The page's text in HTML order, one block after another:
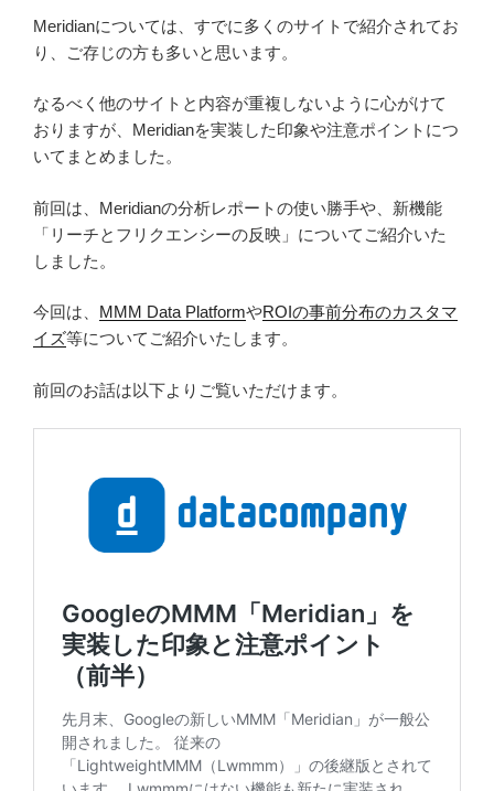
Meridianについては、すでに多くのサイトで紹介されてお
り、ご存じの方も多いと思います。
なるべく他のサイトと内容が重複しないように心がけて
おりますが、Meridianを実装した印象や注意ポイントにつ
いてまとめました。
前回は、Meridianの分析レポートの使い勝手や、新機能
「リーチとフリクエンシーの反映」についてご紹介いた
しました。
今回は、 MMM Data PlatformやROIの事前分布のカスタマ
イズ等についてご紹介いたします。
前回のお話は以下よりご覧いただけます。